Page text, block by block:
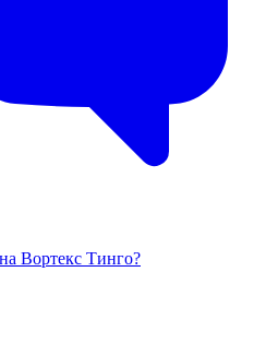
Вортекс Тинго?